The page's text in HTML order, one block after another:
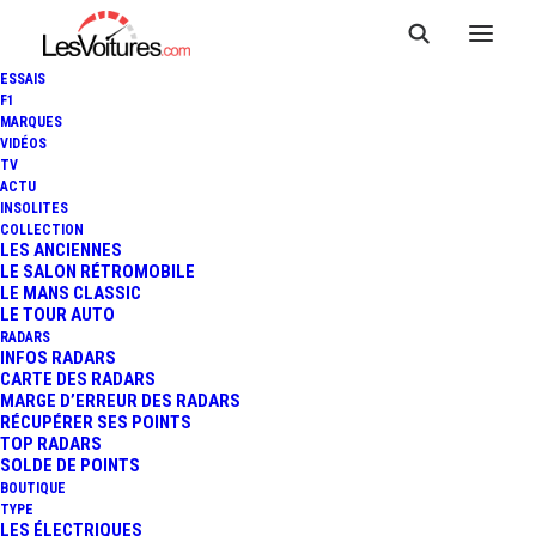
ESSAIS
F1
MARQUES
VIDÉOS
TV
ACTU
INSOLITES
COLLECTION
LES ANCIENNES
LE SALON RÉTROMOBILE
LE MANS CLASSIC
LE TOUR AUTO
RADARS
INFOS RADARS
CARTE DES RADARS
MARGE D’ERREUR DES RADARS
RÉCUPÉRER SES POINTS
TOP RADARS
SOLDE DE POINTS
BOUTIQUE
TYPE
LES ÉLECTRIQUES
21 avril 2026
MERCEDES-BENZ